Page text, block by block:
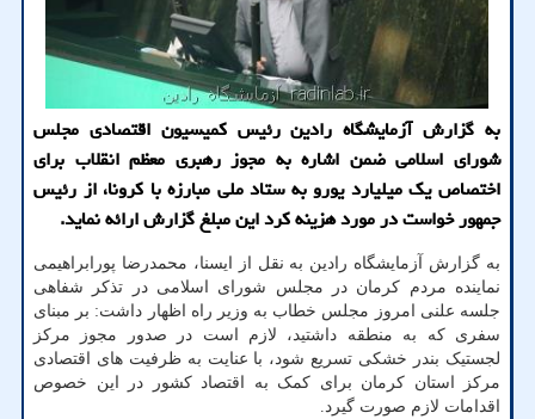
به گزارش آزمایشگاه رادین رئیس کمیسیون اقتصادی مجلس
شورای اسلامی ضمن اشاره به مجوز رهبری معظم انقلاب برای
اختصاص یک میلیارد یورو به ستاد ملی مبارزه با کرونا، از رئیس
جمهور خواست در مورد هزینه کرد این مبلغ گزارش ارائه نماید.
به گزارش آزمایشگاه رادین به نقل از ایسنا، محمدرضا پورابراهیمی
نماینده مردم کرمان در مجلس شورای اسلامی در تذکر شفاهی
جلسه علنی امروز مجلس خطاب به وزیر راه اظهار داشت: بر مبنای
سفری که به منطقه داشتید، لازم است در صدور مجوز مرکز
لجستیک بندر خشکی تسریع شود، با عنایت به ظرفیت های اقتصادی
مرکز استان کرمان برای کمک به اقتصاد کشور در این خصوص
اقدامات لازم صورت گیرد.